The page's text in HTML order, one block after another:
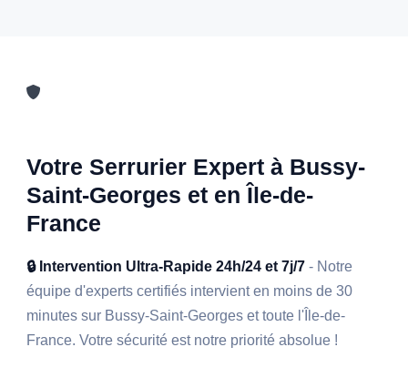
Votre Serrurier Expert à Bussy-
Saint-Georges et en Île-de-
France
🔒 Intervention Ultra-Rapide 24h/24 et 7j/7 - Notre
équipe d'experts certifiés intervient en moins de 30
minutes sur Bussy-Saint-Georges et toute l'Île-de-
France. Votre sécurité est notre priorité absolue !